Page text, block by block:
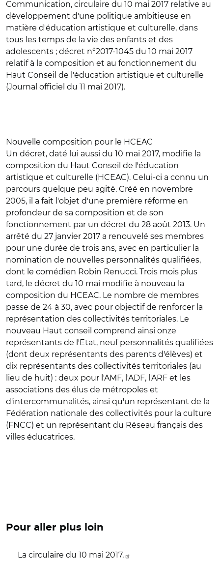
Communication, circulaire du 10 mai 2017 relative au
développement d'une politique ambitieuse en
matière d'éducation artistique et culturelle, dans
tous les temps de la vie des enfants et des
adolescents ; décret n°2017-1045 du 10 mai 2017
relatif à la composition et au fonctionnement du
Haut Conseil de l'éducation artistique et culturelle
(Journal officiel du 11 mai 2017).
Nouvelle composition pour le HCEAC
Un décret, daté lui aussi du 10 mai 2017, modifie la
composition du Haut Conseil de l'éducation
artistique et culturelle (HCEAC). Celui-ci a connu un
parcours quelque peu agité. Créé en novembre
2005, il a fait l'objet d'une première réforme en
profondeur de sa composition et de son
fonctionnement par un décret du 28 août 2013. Un
arrêté du 27 janvier 2017 a renouvelé ses membres
pour une durée de trois ans, avec en particulier la
nomination de nouvelles personnalités qualifiées,
dont le comédien Robin Renucci. Trois mois plus
tard, le décret du 10 mai modifie à nouveau la
composition du HCEAC. Le nombre de membres
passe de 24 à 30, avec pour objectif de renforcer la
représentation des collectivités territoriales. Le
nouveau Haut conseil comprend ainsi onze
représentants de l'Etat, neuf personnalités qualifiées
(dont deux représentants des parents d'élèves) et
dix représentants des collectivités territoriales (au
lieu de huit) : deux pour l'AMF, l'ADF, l'ARF et les
associations des élus de métropoles et
d'intercommunalités, ainsi qu'un représentant de la
Fédération nationale des collectivités pour la culture
(FNCC) et un représentant du Réseau français des
villes éducatrices.
Pour aller plus loin
La circulaire du 10 mai 2017.